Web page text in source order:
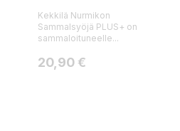
Kekkilä Nurmikon
Sammalsyöjä PLUS+ on
sammaloituneelle...
Hinta
20,90 €